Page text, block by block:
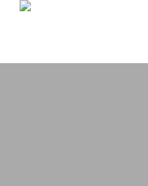
content